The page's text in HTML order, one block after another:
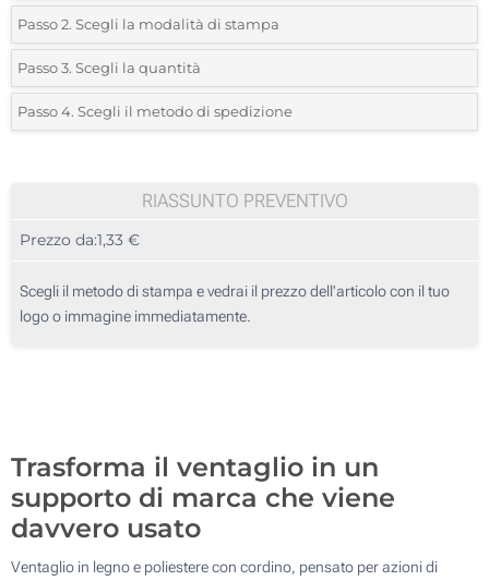
Passo 2. Scegli la modalità di stampa
*Seleziona la posizione di stampa e il colore del vostro logo:
1 Colore (Sulla stecca)
Incisione Laser (Sulla stecca)
Passo 3. Scegli la quantità
*Quantità desiderata:
50
125
250
Passo 4. Scegli il metodo di spedizione
RIASSUNTO PREVENTIVO
Prezzo da:1,33 €
Scegli il metodo di stampa e vedrai il prezzo dell'articolo con il tuo
logo o immagine immediatamente.
Trasforma il ventaglio in un
supporto di marca che viene
davvero usato
Ventaglio in legno e poliestere con cordino, pensato per azioni di